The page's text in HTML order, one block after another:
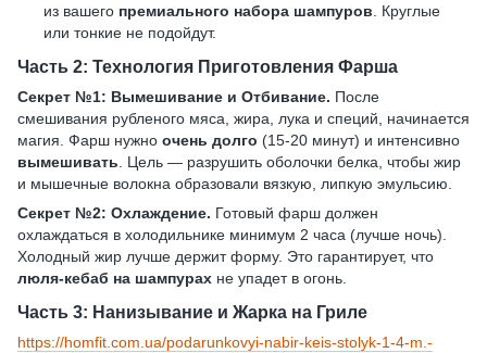
из вашего премиального набора шампуров. Круглые
или тонкие не подойдут.
Часть 2: Технология Приготовления Фарша
Секрет №1: Вымешивание и Отбивание. После
смешивания рубленого мяса, жира, лука и специй, начинается
магия. Фарш нужно очень долго (15-20 минут) и интенсивно
вымешивать . Цель — разрушить оболочки белка, чтобы жир
и мышечные волокна образовали вязкую, липкую эмульсию.
Секрет №2: Охлаждение. Готовый фарш должен
охлаждаться в холодильнике минимум 2 часа (лучше ночь).
Холодный жир лучше держит форму. Это гарантирует, что
люля-кебаб на шампурах не упадет в огонь.
Часть 3: Нанизывание и Жарка на Гриле
https://homfit.com.ua/podarunkovyi-nabir-keis-stolyk-1-4-m.-